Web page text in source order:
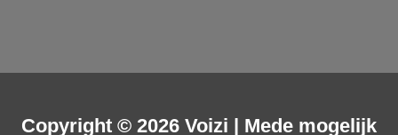
Copyright © 2026 Voizi | Mede mogelijk